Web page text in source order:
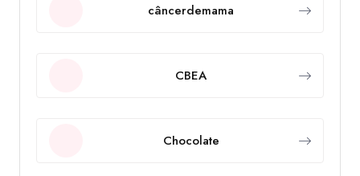
câncerdemama
CBEA
Chocolate